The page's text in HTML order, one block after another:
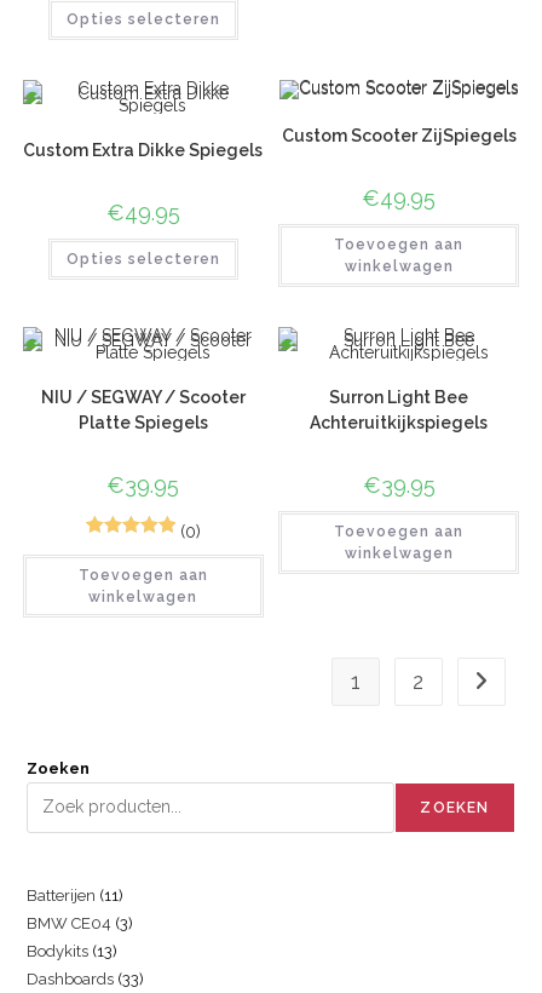
5.00op 5
waarderinge
Opties selecteren
Custom Extra Dikke Spiegels
€49.95
Opties selecteren
Custom Scooter ZijSpiegels
€49.95
Toevoegen aan
winkelwagen
NIU / SEGWAY / Scooter
Platte Spiegels
€39.95
5.00op 5
gebaseerd
(0)
Toevoegen aan
winkelwagen
Surron Light Bee
Achteruitkijkspiegels
€39.95
Toevoegen aan
winkelwagen
1 2
Zoeken
ZOEKEN
Batterijen 11
BMW CE04 3
Bodykits 13
Dashboards 33